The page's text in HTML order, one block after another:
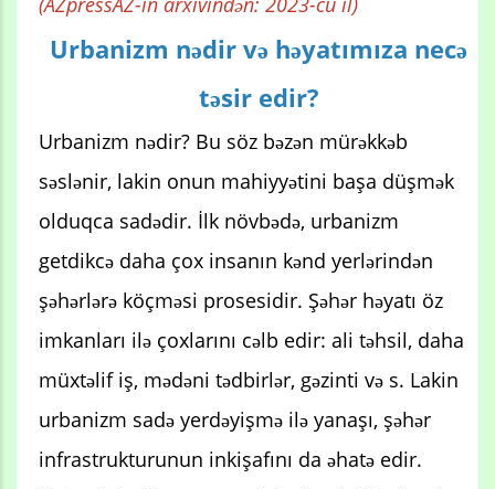
Urbanizm nədir və həyatımıza necə
təsir edir?
Urbanizm nədir? Bu söz bəzən mürəkkəb
səslənir, lakin onun mahiyyətini başa düşmək
olduqca sadədir. İlk növbədə, urbanizm
getdikcə daha çox insanın kənd yerlərindən
şəhərlərə köçməsi prosesidir. Şəhər həyatı öz
imkanları ilə çoxlarını cəlb edir: ali təhsil, daha
müxtəlif iş, mədəni tədbirlər, gəzinti və s. Lakin
urbanizm sadə yerdəyişmə ilə yanaşı, şəhər
infrastrukturunun inkişafını da əhatə edir.